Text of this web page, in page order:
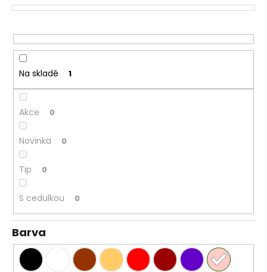
p
o
d
u
k
ů
Na skladě 1
Akce 0
Novinka 0
Tip 0
S cedulkou 0
Barva